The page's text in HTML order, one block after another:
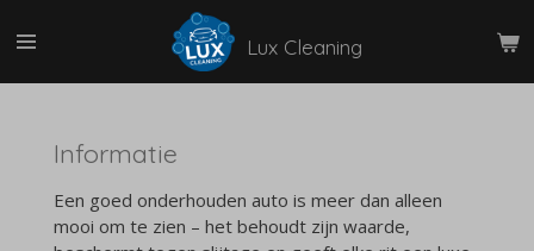
direct
Lux Cleaning
Informatie
Een goed onderhouden auto is meer dan alleen
mooi om te zien – het behoudt zijn waarde,